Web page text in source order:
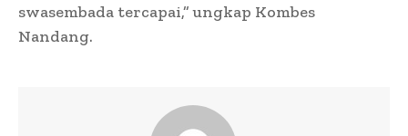
swasembada tercapai,” ungkap Kombes
Nandang.